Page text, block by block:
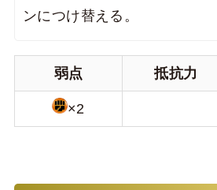
ンにつけ替える。
弱点 抵抗力
×2